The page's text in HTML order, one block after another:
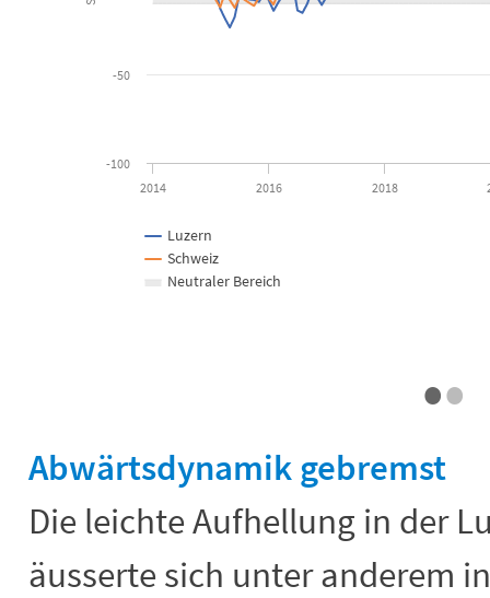
Luzern
Schweiz
Neutraler Bereich
2014 2016 2018
-100
-50
••
Abwärtsdynamik gebremst
Die leichte Aufhellung in der
äusserte sich unter anderem